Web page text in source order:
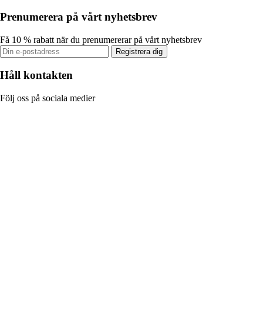
Prenumerera på vårt nyhetsbrev
Få 10 % rabatt när du prenumererar på vårt nyhetsbrev
Registrera dig
Håll kontakten
Följ oss på sociala medier